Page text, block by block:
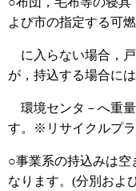
よび市の指定する可
に入らない場合，
が，持込する場合に
環境センタ－へ重量
す。※リサイクルプラ
○事業系の持込みは空
なります。(分別およ